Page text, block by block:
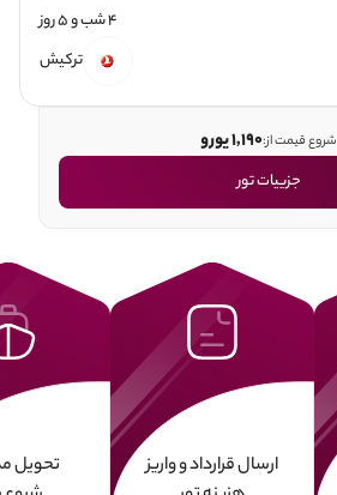
4 شب و 5 روز
ترکیش
شروع قیمت از:1,190 یورو
جزییات تور
ارسال قرارداد و واریز
تحویل